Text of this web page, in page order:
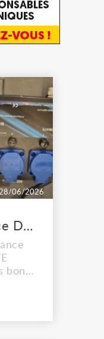
06/2026
Bloc de puissance DMX ULTIMATE LIGHT BOX 45
bon
4